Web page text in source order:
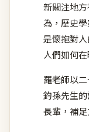
新關注地
為，歷史
是懷抱對
人們如何
羅老師以
鈞孫先生
長輩，補